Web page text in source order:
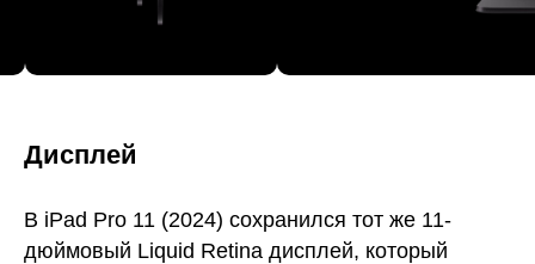
Дисплей
В iPad Pro 11 (2024) сохранился тот же 11-
дюймовый Liquid Retina дисплей, который